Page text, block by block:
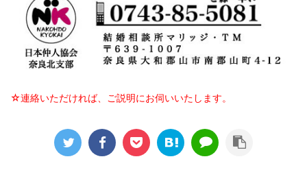
☆連絡いただければ、ご説明にお伺いいたします。